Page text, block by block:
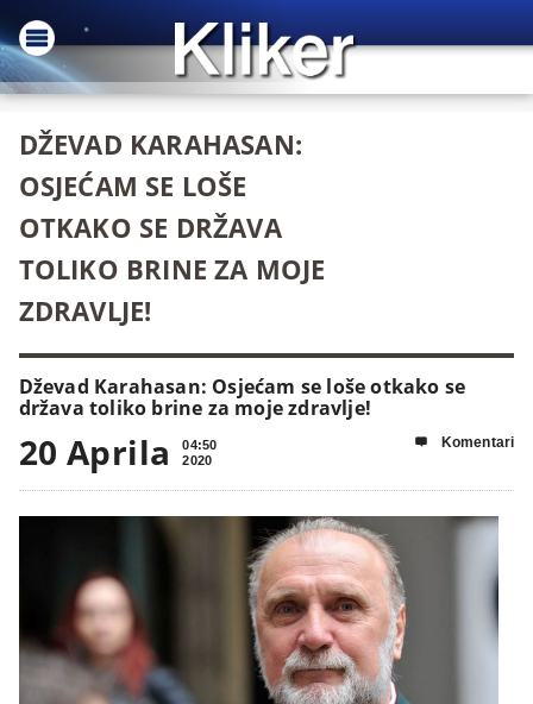
DŽEVAD KARAHASAN:
OSJEĆAM SE LOŠE
OTKAKO SE DRŽAVA
TOLIKO BRINE ZA MOJE
ZDRAVLJE!
Dževad Karahasan: Osjećam se loše otkako se
država toliko brine za moje zdravlje!
20 Aprila
04:50
2020
 Komentari